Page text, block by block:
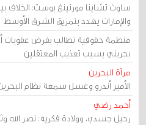
ساوث تشاينا مورنينغ بوست: الخلاف
والإمارات يهدد بتمزيق الشرق الأوسط
منظمة حقوقية تطالب بفرض عقوبات
بحريني بسبب تعذيب المعتقلين
مرآة البحرين
الأمير أندرو وغسل سمعة نظام
أحمد رضي
رحيل جسدي، وولادة فكرية: نصر الله